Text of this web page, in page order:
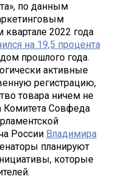
по данным
квартале 2022 года
на 19,5 процента
прошлого года.
активные
регистрацию,
товара ничем не
Комитета Совфеда
России Владимира
планируют
которые